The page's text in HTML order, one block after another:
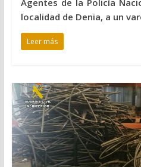
localidad de Denia, a un
Leer más